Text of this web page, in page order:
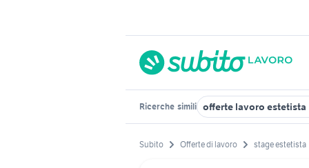
Ricerche simili offerte lavoro estetista
Subito Offerte di lavoro stage estetista